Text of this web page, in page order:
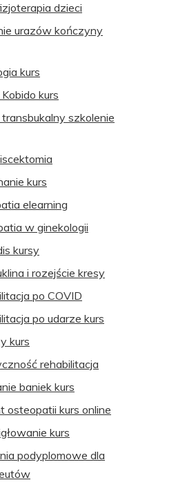
dzieci
urazów kończyny
kurs
kurs
szkolenie
kurs
elearning
w ginekologii
kursy
i rozejście kresy
po COVID
po udarze kurs
kurs
rehabilitacja
baniek kurs
osteopatii kurs online
kurs
podyplomowe dla